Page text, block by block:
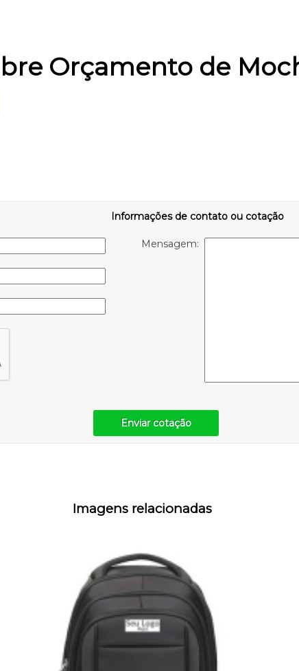
Orçamento de
Informações de contato ou cotação
Mensagem:
Enviar cotação
Imagens relacionadas